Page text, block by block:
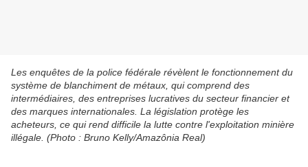
Les enquêtes de la police fédérale révèlent le fonctionnement du
système de blanchiment de métaux, qui comprend des
intermédiaires, des entreprises lucratives du secteur financier et
des marques internationales. La législation protège les
acheteurs, ce qui rend difficile la lutte contre l'exploitation minière
illégale. (Photo : Bruno Kelly/Amazônia Real)